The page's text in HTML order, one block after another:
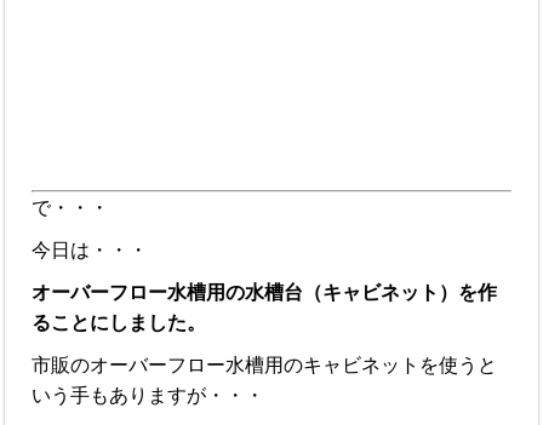
で・・・
今日は・・・
オーバーフロー水槽用の水槽台（キャビネット）を作
ることにしました。
市販のオーバーフロー水槽用のキャビネットを使うと
いう手もありますが・・・